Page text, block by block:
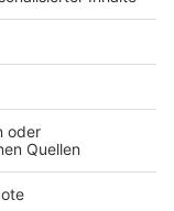
es nicht 40